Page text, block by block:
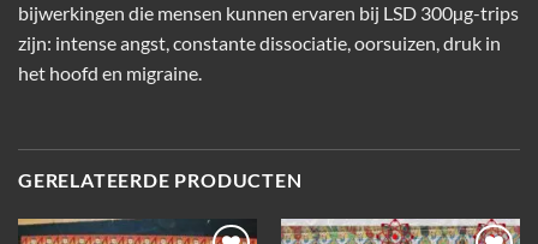
bijwerkingen die mensen kunnen ervaren bij LSD 300µg-trips
zijn: intense angst, constante dissociatie, oorsuizen, druk in
het hoofd en migraine.
GERELATEERDE PRODUCTEN